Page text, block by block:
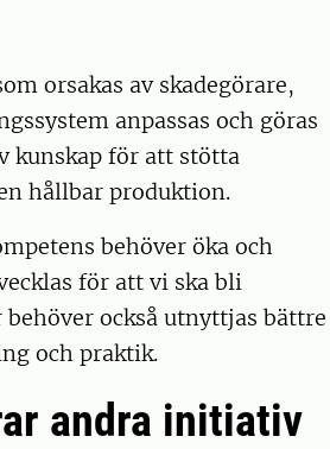
orsakas av skadegörare,
anpassas och göras
kunskap för att stötta
hållbar produktion.
behöver öka och
för att vi ska bli
också utnyttjas bättre
och praktik.
andra initiativ